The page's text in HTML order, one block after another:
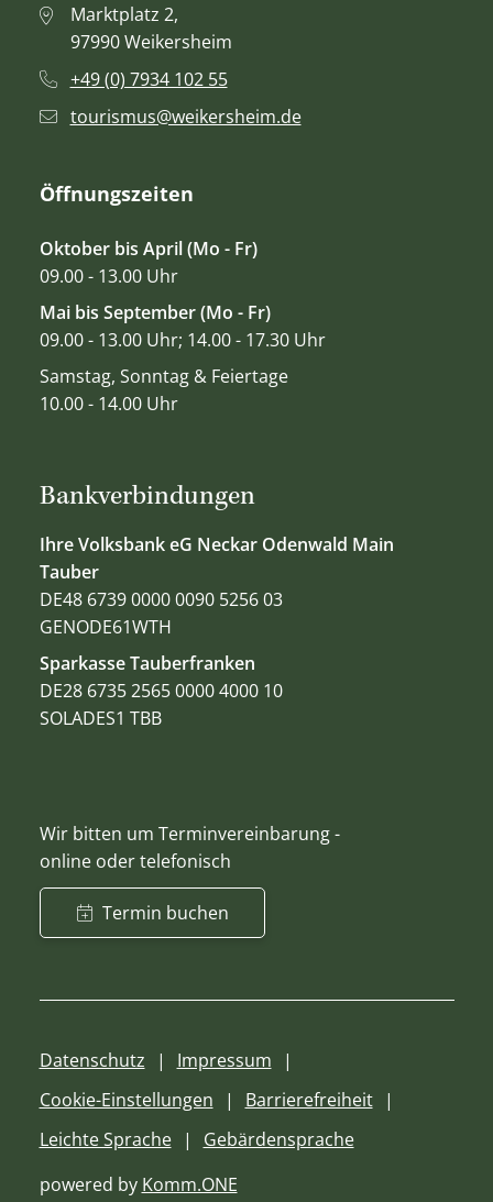
Bankverbindungen
Ihre Volksbank eG Neckar Odenwald Main
Tauber
DE48 6739 0000 0090 5256 03
GENODE61WTH
Sparkasse Tauberfranken
DE28 6735 2565 0000 4000 10
SOLADES1 TBB
Wir bitten um Terminvereinbarung -
online oder telefonisch
Termin buchen
Marktplatz 2,
97990 Weikersheim
+49 (0) 7934 102 55
tourismus@weikersheim.de
Öffnungszeiten
Oktober bis April (Mo - Fr)
09.00 - 13.00 Uhr
Mai bis September (Mo - Fr)
09.00 - 13.00 Uhr; 14.00 - 17.30 Uhr
Samstag, Sonntag & Feiertage
10.00 - 14.00 Uhr
Datenschutz
Impressum
Cookie-Einstellungen
Barrierefreiheit
Leichte Sprache
Gebärdensprache
powered by Komm.ONE